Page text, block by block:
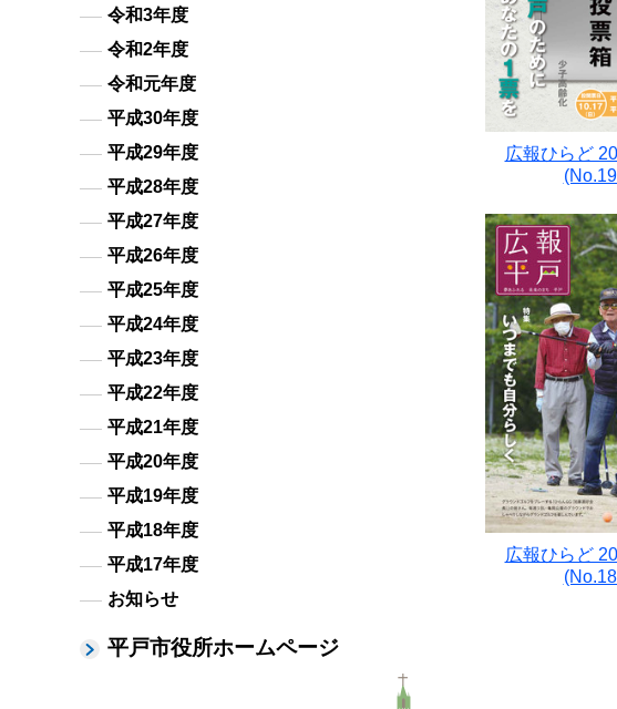
令和3年度
令和2年度
令和元年度
平成30年度
平成29年度
平成28年度
平成27年度
平成26年度
平成25年度
平成24年度
平成23年度
平成22年度
平成21年度
平成20年度
平成19年度
平成18年度
平成17年度
お知らせ
平戸市役所ホームページ
広報ひらど
広報ひらど